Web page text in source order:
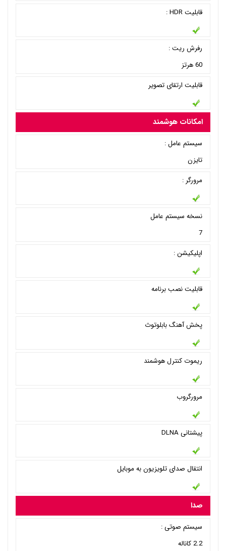
قابلیت HDR :
رفرش ریت :
60 هرتز
قابلیت ارتقای تصویر
امکانات هوشمند
سیستم عامل :
تایزن
مرورگر :
نسخه سیستم عامل
7
اپلیکیشن :
قابلیت نصب برنامه
پخش آهنگ بابلوتوث
ریموت کنترل هوشمند
مرورگروب
پیشتانی DLNA
انتقال صدای تلویزیون به موبایل
صدا
سیستم صوتی :
2.2 کاناله